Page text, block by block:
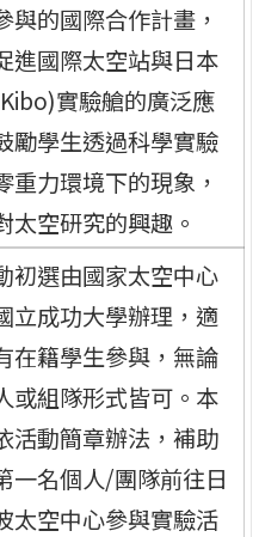
與的國際合作計畫，
進國際太空站與日本
實驗艙的廣泛應
勵學生透過科學實驗
重力環境下的現象，
太空研究的興趣。
初選由國家太空中心
立成功大學辦理，適
在籍學生參與，無論
或組隊形式皆可。本
活動簡章辦法，補助
一名個人/團隊前往日
太空中心參與實驗活